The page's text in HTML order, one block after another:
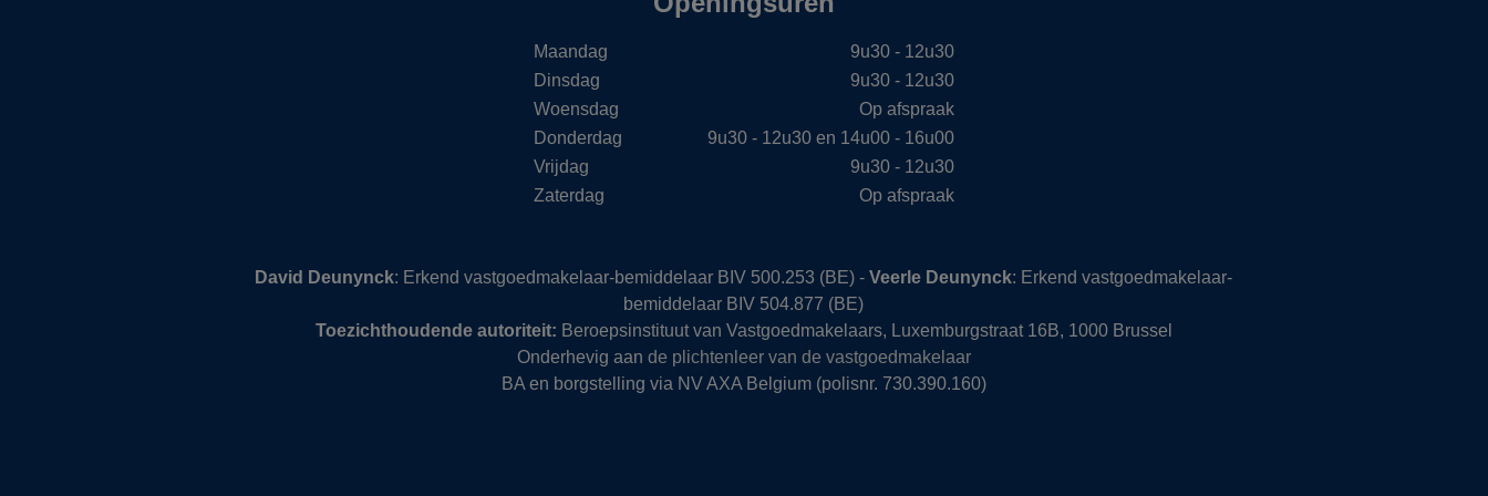
Maandag
9u30 - 12u30
Dinsdag
9u30 - 12u30
Woensdag
Op afspraak
Donderdag
9u30 - 12u30 en 14u00 - 16u00
Vrijdag
9u30 - 12u30
Zaterdag
Op afspraak
David Deunynck: Erkend vastgoedmakelaar-bemiddelaar BIV 500.253 (BE) -Veerle Deunynck: Erkend vastgoedmakelaar-
bemiddelaar BIV 504.877 (BE)
Toezichthoudende autoriteit: Beroepsinstituut van Vastgoedmakelaars, Luxemburgstraat 16B, 1000 Brussel
Onderhevig aan de plichtenleer van de vastgoedmakelaar
BA en borgstelling via NV AXA Belgium (polisnr. 730.390.160)